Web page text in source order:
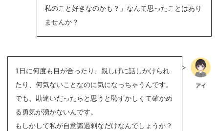
私のこと好きなのかも？」なんて思ったことはあり
ませんか？
1日に何度も目が合ったり、親しげに話しかけられ
たり、何気ないことなのに気になっちゃうんです。
でも、勘違いだったらと思うと恥ずかしくて確かめ
る勇気が湧かないんです。
もしかして私が自意識過剰なだけなんでしょうか？
アイ